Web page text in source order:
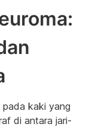
pada kaki yang
di antara jari-